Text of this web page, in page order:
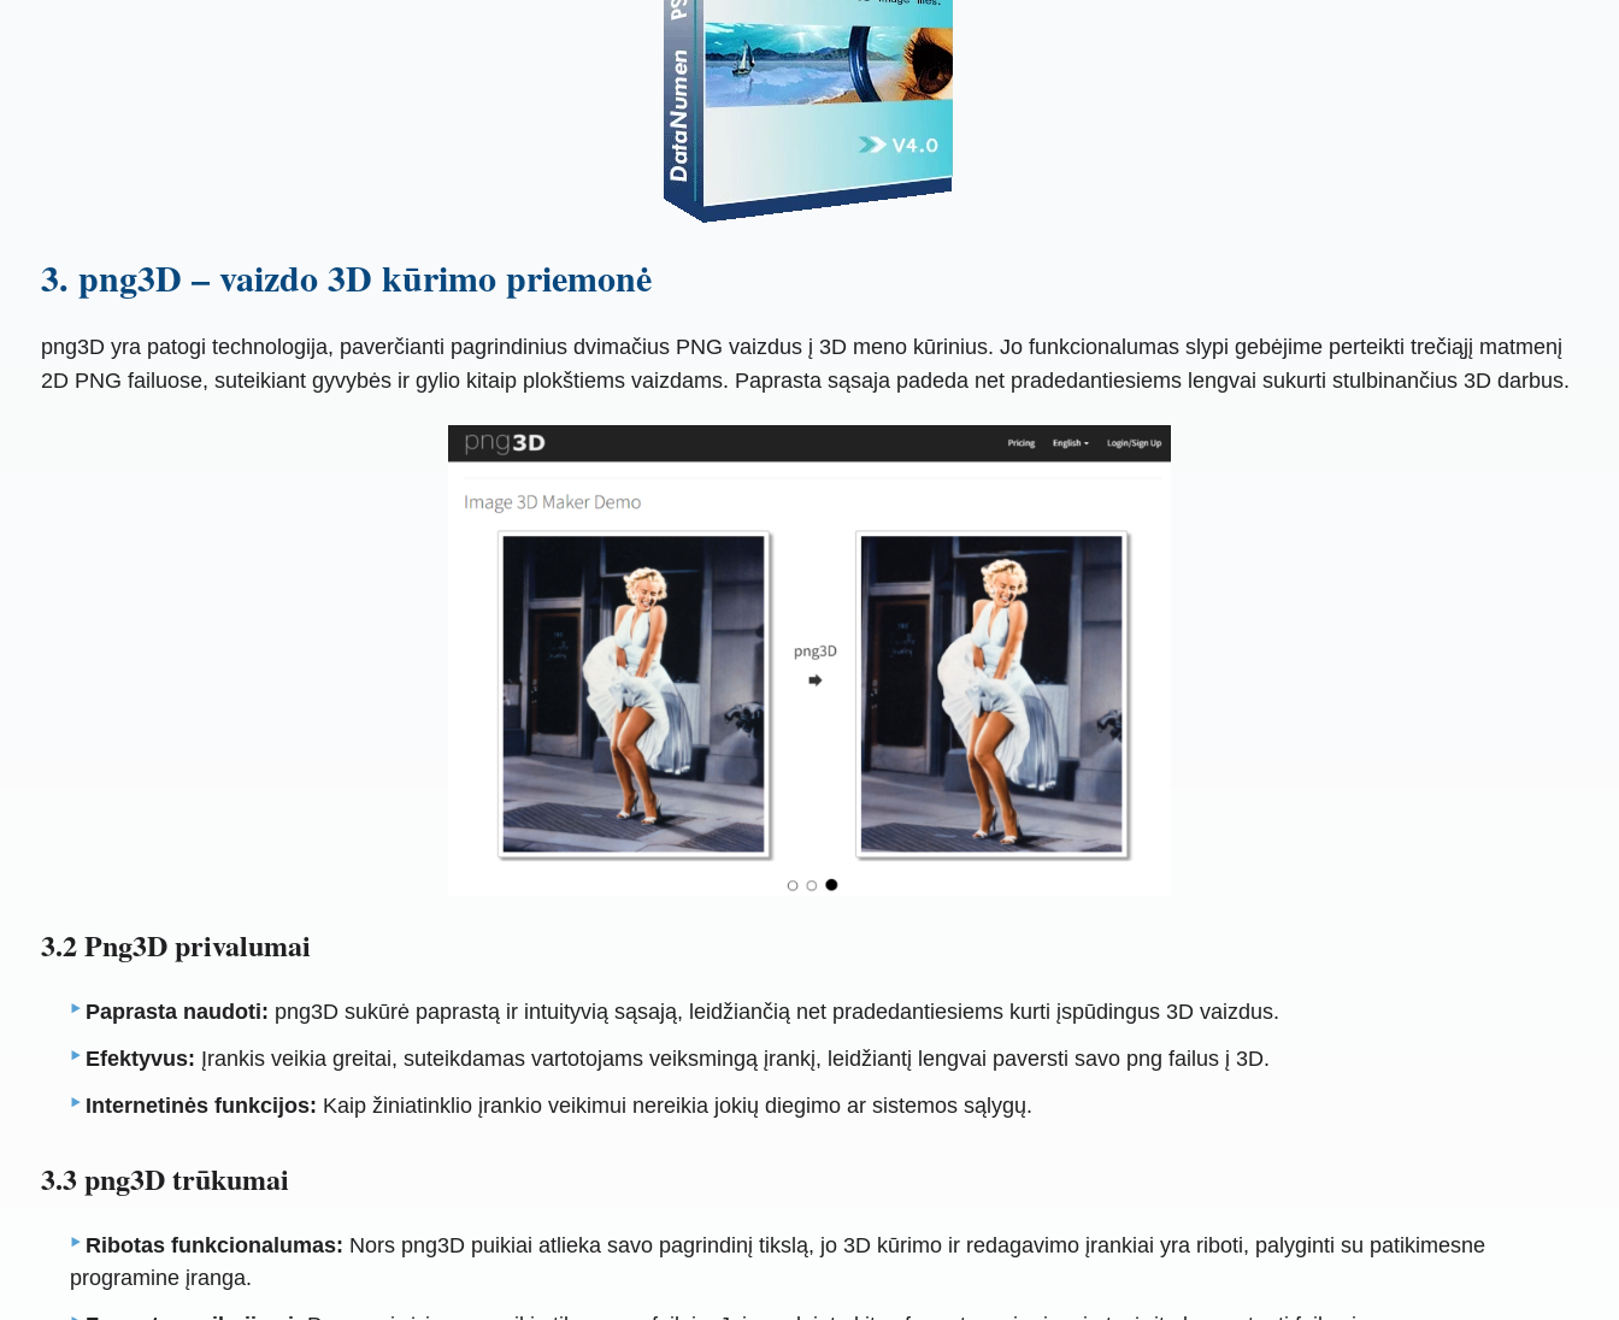
3. png3D – vaizdo 3D kūrimo priemonė
png3D yra patogi technologija, paverčianti pagrindinius dvimačius PNG vaizdus į 3D meno kūrinius. Jo funkcionalumas slypi gebėjime perteikti trečiąjį matmenį
2D PNG failuose, suteikiant gyvybės ir gylio kitaip plokštiems vaizdams. Paprasta sąsaja padeda net pradedantiesiems lengvai sukurti stulbinančius 3D darbus.
3.2 Png3D privalumai
Paprasta naudoti: png3D sukūrė paprastą ir intuityvią sąsają, leidžiančią net pradedantiesiems kurti įspūdingus 3D vaizdus.
Efektyvus: Įrankis veikia greitai, suteikdamas vartotojams veiksmingą įrankį, leidžiantį lengvai paversti savo png failus į 3D.
Internetinės funkcijos: Kaip žiniatinklio įrankio veikimui nereikia jokių diegimo ar sistemos sąlygų.
3.3 png3D trūkumai
Ribotas funkcionalumas: Nors png3D puikiai atlieka savo pagrindinį tikslą, jo 3D kūrimo ir redagavimo įrankiai yra riboti, palyginti su patikimesne
programine įranga.